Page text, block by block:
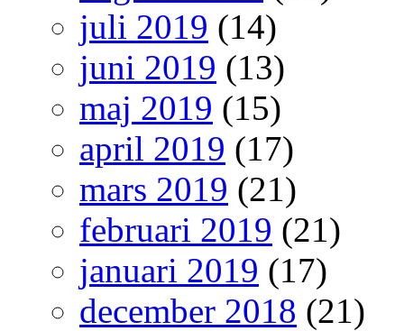
juli 2019 (14)
juni 2019 (13)
maj 2019 (15)
april 2019 (17)
mars 2019 (21)
februari 2019 (21)
januari 2019 (17)
december 2018 (21)